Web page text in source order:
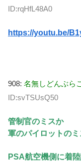
ID:rqHfL48A0
https://youtu.be/
908: 名無しどんぶらこ
ID:svTSUsQ50
管制官のミスか
軍のパイロットの
PSA航空機側に着